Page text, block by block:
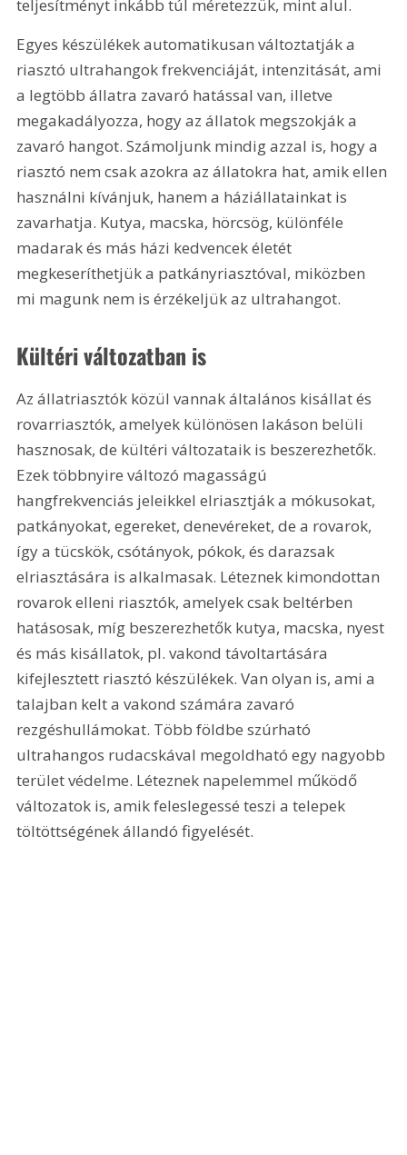
teljesítményt inkább túl méretezzük, mint alul.
Egyes készülékek automatikusan változtatják a
riasztó ultrahangok frekvenciáját, intenzitását, ami
a legtöbb állatra zavaró hatással van, illetve
megakadályozza, hogy az állatok megszokják a
zavaró hangot. Számoljunk mindig azzal is, hogy a
riasztó nem csak azokra az állatokra hat, amik ellen
használni kívánjuk, hanem a háziállatainkat is
zavarhatja. Kutya, macska, hörcsög, különféle
madarak és más házi kedvencek életét
megkeseríthetjük a patkányriasztóval, miközben
mi magunk nem is érzékeljük az ultrahangot.
Kültéri változatban is
Az állatriasztók közül vannak általános kisállat és
rovarriasztók, amelyek különösen lakáson belüli
hasznosak, de kültéri változataik is beszerezhetők.
Ezek többnyire változó magasságú
hangfrekvenciás jeleikkel elriasztják a mókusokat,
patkányokat, egereket, denevéreket, de a rovarok,
így a tücskök, csótányok, pókok, és darazsak
elriasztására is alkalmasak. Léteznek kimondottan
rovarok elleni riasztók, amelyek csak beltérben
hatásosak, míg beszerezhetők kutya, macska, nyest
és más kisállatok, pl. vakond távoltartására
kifejlesztett riasztó készülékek. Van olyan is, ami a
talajban kelt a vakond számára zavaró
rezgéshullámokat. Több földbe szúrható
ultrahangos rudacskával megoldható egy nagyobb
terület védelme. Léteznek napelemmel működő
változatok is, amik feleslegessé teszi a telepek
töltöttségének állandó figyelését.